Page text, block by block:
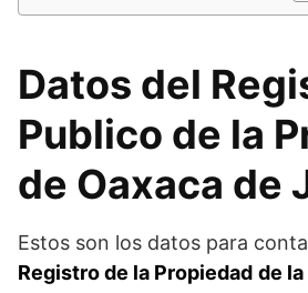
Datos del
Publico de la
de Oaxaca de
Estos son los datos para
Registro de la Propiedad de la